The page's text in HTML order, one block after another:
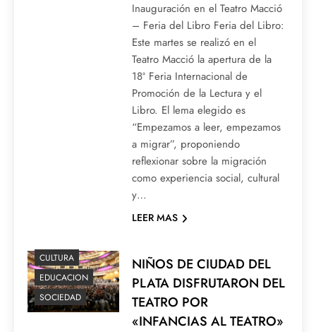
Inauguración en el Teatro Macció
– Feria del Libro Feria del Libro:
Este martes se realizó en el
Teatro Macció la apertura de la
18ª Feria Internacional de
Promoción de la Lectura y el
Libro. El lema elegido es
“Empezamos a leer, empezamos
a migrar”, proponiendo
reflexionar sobre la migración
como experiencia social, cultural
y…
LEER MAS
CULTURA
EDUCACION
SOCIEDAD
NIÑOS DE CIUDAD DEL
PLATA DISFRUTARON DEL
TEATRO POR
«INFANCIAS AL TEATRO»